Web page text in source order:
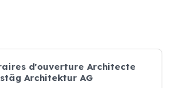
d'ouverture Architecte
Architektur AG